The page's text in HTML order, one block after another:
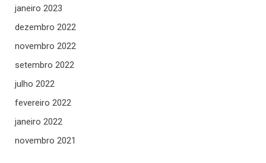
janeiro 2023
dezembro 2022
novembro 2022
setembro 2022
julho 2022
fevereiro 2022
janeiro 2022
novembro 2021